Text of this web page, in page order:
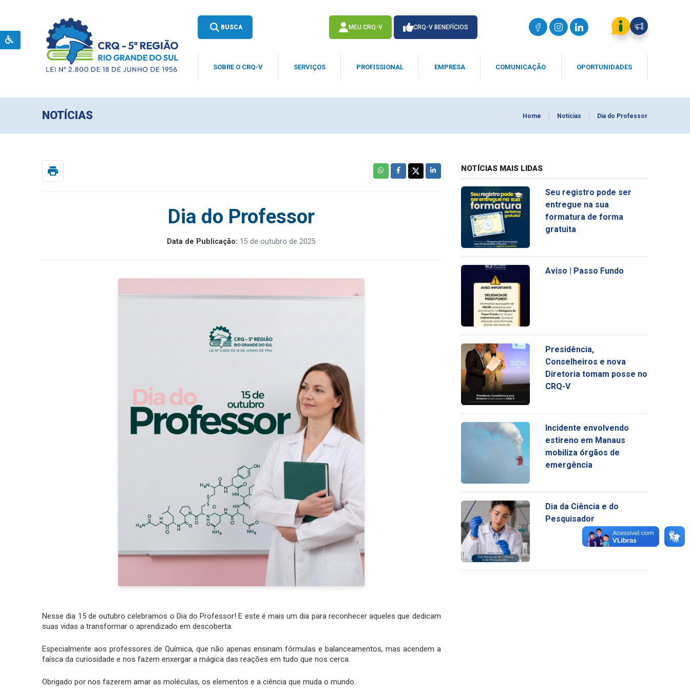
BUSCA MEU CRQ-V CRQ-V BENEFÍCIOS
SOBRE O CRQ-V SERVIÇOS PROFISSIONAL EMPRESA COMUNICAÇÃO OPORTUNIDADES
NOTÍCIAS Home Notícias Dia do Professor
print
Dia do Professor
Data de Publicação: 15 de outubro de 2025
Nesse dia 15 de outubro celebramos o Dia do Professor! E este é mais um dia para reconhecer aqueles que dedicam
suas vidas a transformar o aprendizado em descoberta.
Especialmente aos professores de Química, que não apenas ensinam fórmulas e balanceamentos, mas acendem a
faísca da curiosidade e nos fazem enxergar a mágica das reações em tudo que nos cerca.
Obrigado por nos fazerem amar as moléculas, os elementos e a ciência que muda o mundo.
NOTÍCIAS MAIS LIDAS
Seu registro pode ser
entregue na sua
formatura de forma
gratuita
Aviso | Passo Fundo
Presidência,
Conselheiros e nova
Diretoria tomam posse no
CRQ-V
Incidente envolvendo
estireno em Manaus
mobiliza órgãos de
emergência
Dia da Ciência e do
Pesquisador